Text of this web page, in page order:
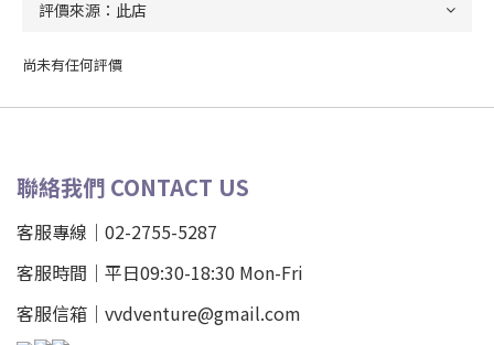
尚未有任何評價
聯絡我們 CONTACT US
客服專線｜02-2755-5287
客服時間｜平日09:30-18:30 Mon-Fri
客服信箱｜vvdventure@gmail.com